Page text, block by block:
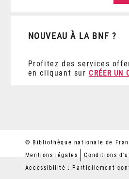
NOUVEAU À LA BNF ?
Profitez des services
en cliquant sur CRÉER UN
© Bibliothèque nationale de
Mentions légales
Conditions
Accessibilité : Partiellement